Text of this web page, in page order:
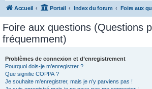
Accueil Portail Index du forum
Foire aux questions (Questions
fréquemment)
Problèmes de connexion et d’enregistrement
Pourquoi dois-je m’enregistrer ?
Que signifie COPPA ?
Je souhaite m’enregistrer, mais je n’y parviens pas !